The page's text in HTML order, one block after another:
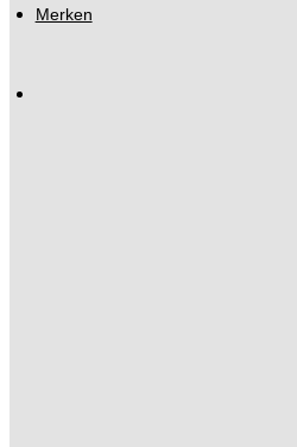
Merken